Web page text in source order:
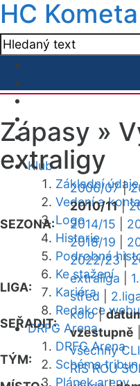
HC
Klub
Základní údaje
Vedení a
Logo
Historie
Podrobná
Ke stažení
Kariéra
Redakce webu
DRFG Arena
DRFG Arena
Schéma tribun
Plánek areny
Zápasy »
extraligy
SEZONA:
2006/07|
2010/11|
2014/15
2018/19
2022/23|
LIGA:
extraliga
střed
SEŘADIT:
kolo|
vzestupně
TÝM:
všechny CLI
RIS ROU